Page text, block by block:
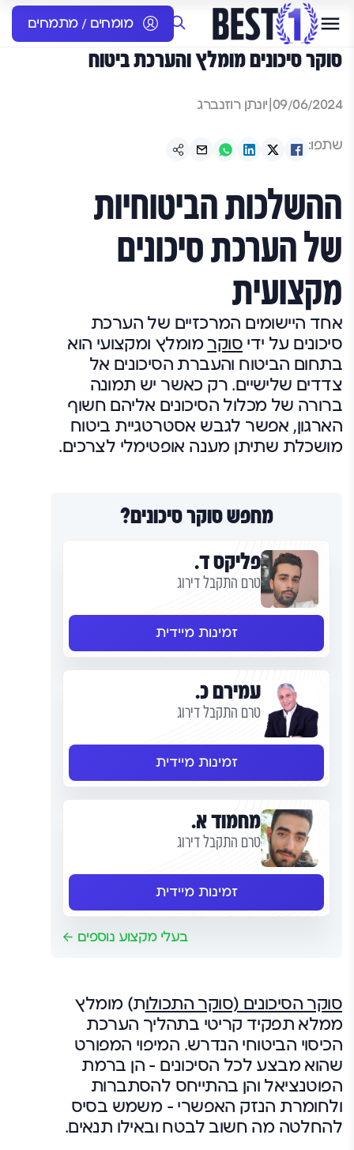
מומחים / מתמחים
סוקר סיכונים מומלץ והערכת ביטוח
09/06/2024 יונתן רוזנברג
שתפו:
ההשלכות הביטוחיות
של הערכתסיכונים
מקצועית
אחד היישומים המרכזיים של הערכת
סיכונים על ידיסוקר מומלץ ומקצועי הוא
בתחום הביטוח והעברת הסיכונים אל
צדדים שלישיים. רק כאשר יש תמונה
ברורה של מכלול הסיכונים אליהם חשוף
הארגון, אפשר לגבש אסטרטגיית ביטוח
מושכלת שתיתן מענה אופטימלי לצרכים.
מחפש סוקר סיכונים?
פליקס ד.
טרם התקבל דירוג
זמינות מיידית
עמירם כ.
טרם התקבל דירוג
זמינות מיידית
מחמוד א.
טרם התקבל דירוג
זמינות מיידית
בעלי מקצוע נוספים
סוקר הסיכונים (סוקר התכולות) מומלץ
ממלא תפקיד קריטי בתהליך הערכת
הכיסוי הביטוחי הנדרש. המיפוי המפורט
שהוא מבצע לכל הסיכונים – הן ברמת
הפוטנציאל והן בהתייחס להסתברות
ולחומרת הנזק האפשרי – משמש בסיס
להחלטה מה חשוב לבטח ובאילו תנאים.